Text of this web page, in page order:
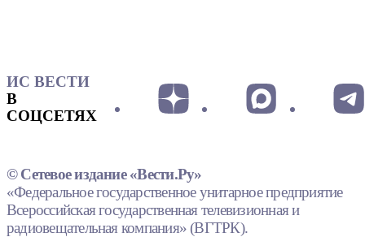
ИС ВЕСТИ
В
СОЦСЕТЯХ
© Сетевое издание «Вести.Ру»
«Федеральное государственное унитарное предприятие
Всероссийская государственная телевизионная и
радиовещательная компания» (ВГТРК).